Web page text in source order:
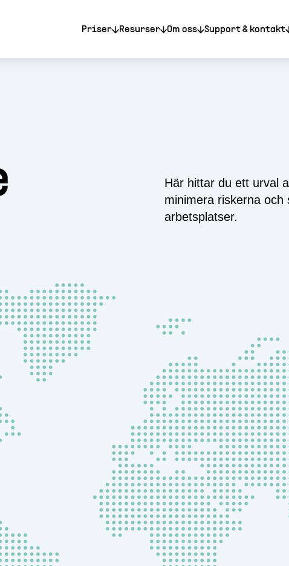
Priser Resurser Om oss Support & kontakt
Här hittar du ett urval
minimera riskerna
arbetsplatser.